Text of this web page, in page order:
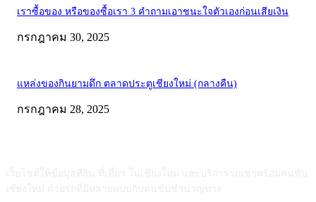
เราซื้อของ หรือของซื้อเรา 3 คำถามเอาชนะใจตัวเองก่อนเสียเงิน
กรกฎาคม 30, 2025
แหล่งของกินยามดึก ตลาดประตูเชียงใหม่ (กลางคืน)
กรกฎาคม 28, 2025